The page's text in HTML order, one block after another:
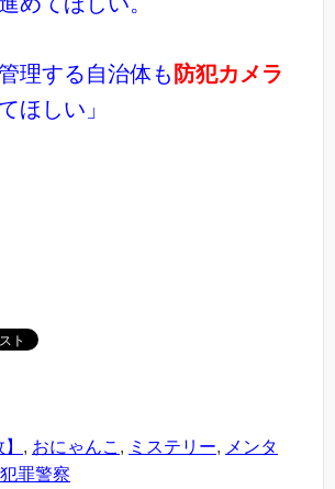
理する自治体も 防犯カメラ
ほしい」
, おにゃんこ , ミステリー, メンタ
犯罪警察